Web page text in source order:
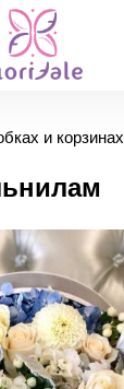
и корзинах